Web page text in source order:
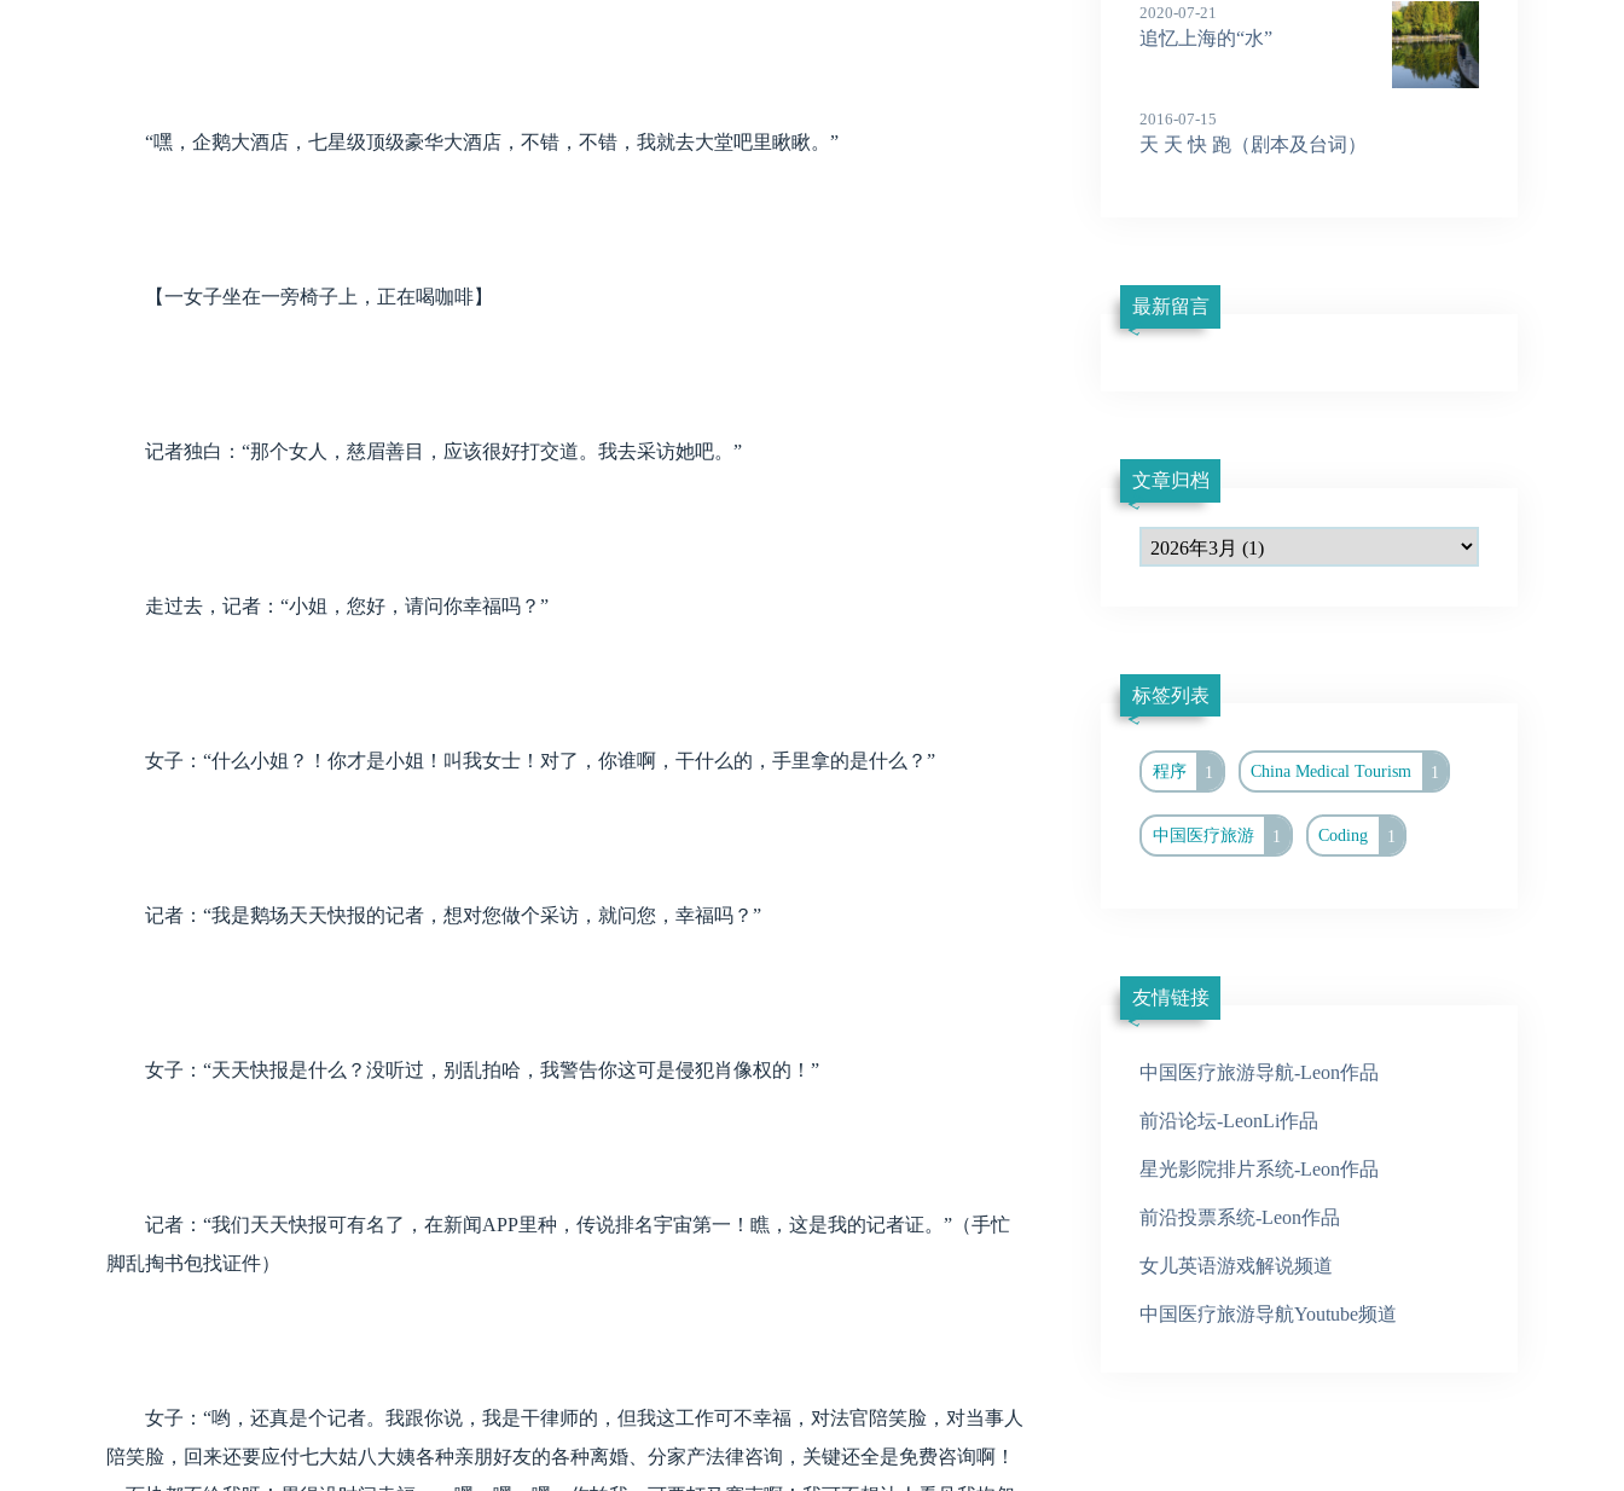
“嘿，企鹅大酒店，七星级顶级豪华大酒店，不错，不错，我就去大堂吧里瞅瞅。”
【一女子坐在一旁椅子上，正在喝咖啡】
记者独白：“那个女人，慈眉善目，应该很好打交道。我去采访她吧。”
走过去，记者：“小姐，您好，请问你幸福吗？”
女子：“什么小姐？！你才是小姐！叫我女士！对了，你谁啊，干什么的，手里拿的是什么？”
记者：“我是鹅场天天快报的记者，想对您做个采访，就问您，幸福吗？”
女子：“天天快报是什么？没听过，别乱拍哈，我警告你这可是侵犯肖像权的！”
记者：“我们天天快报可有名了，在新闻APP里种，传说排名宇宙第一！瞧，这是我的记者证。”（手忙
脚乱掏书包找证件）
女子：“哟，还真是个记者。我跟你说，我是干律师的，但我这工作可不幸福，对法官陪笑脸，对当事人
陪笑脸，回来还要应付七大姑八大姨各种亲朋好友的各种离婚、分家产法律咨询，关键还全是免费咨询啊！
2020-07-21
追忆上海的“水”
2016-07-15
天 天 快 跑（剧本及台词）
最新留言
文章归档
标签列表
程序 1 China Medical Tourism 1
中国医疗旅游 1 Coding 1
友情链接
中国医疗旅游导航-Leon作品
前沿论坛-LeonLi作品
星光影院排片系统-Leon作品
前沿投票系统-Leon作品
女儿英语游戏解说频道
中国医疗旅游导航Youtube频道